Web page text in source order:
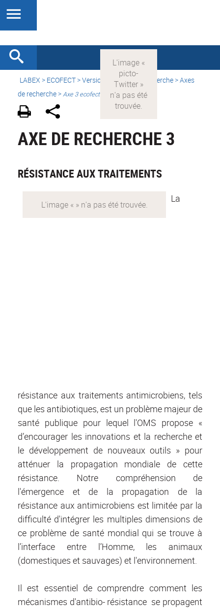
LABEX > ECOFECT>Version française
> Recherche > Axes
de recherche >Axe 3 ecofect
AXE DE RECHERCHE 3
RÉSISTANCE AUX TRAITEMENTS
La
résistance aux traitements antimicrobiens, tels
que les antibiotiques, est un problème majeur de
santé publique pour lequel l'OMS propose «
d’encourager les innovations et la recherche et
le développement de nouveaux outils » pour
atténuer la propagation mondiale de cette
résistance. Notre compréhension de
l'émergence et de la propagation de la
résistance aux antimicrobiens est limitée par la
difficulté d'intégrer les multiples dimensions de
ce problème de santé mondial qui se trouve à
l’interface entre l’Homme, les animaux
(domestiques et sauvages) et l'environnement.
Il est essentiel de comprendre comment les
mécanismes d'antibio- résistance se propagent